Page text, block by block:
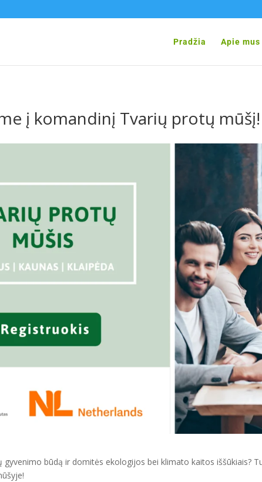
Pradžia Apie mus
į komandinį Tvarių protų mūšį!
gyvenimo būdą ir domitės ekologijos bei klimato kaitos iššūkiais?